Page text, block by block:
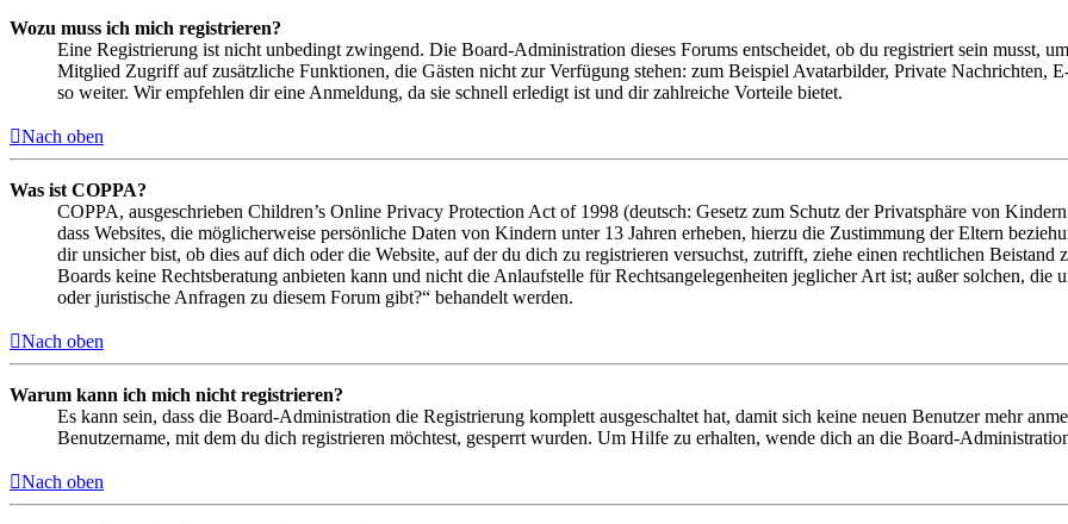
Wozu muss ich mich registrieren?
Eine Registrierung ist nicht unbedingt zwingend. Die Board-Administration dieses Forums entscheidet, ob du registriert sein musst,
Mitglied Zugriff auf zusätzliche Funktionen, die Gästen nicht zur Verfügung stehen: zum Beispiel Avatarbilder, Private Nachrichten,
so weiter. Wir empfehlen dir eine Anmeldung, da sie schnell erledigt ist und dir zahlreiche Vorteile bietet.
Nach oben
Was ist COPPA?
COPPA, ausgeschrieben Children’s Online Privacy Protection Act of 1998 (deutsch: Gesetz zum Schutz der Privatsphäre von
dass Websites, die möglicherweise persönliche Daten von Kindern unter 13 Jahren erheben, hierzu die Zustimmung der Eltern
dir unsicher bist, ob dies auf dich oder die Website, auf der du dich zu registrieren versuchst, zutrifft, ziehe einen rechtlichen
Boards keine Rechtsberatung anbieten kann und nicht die Anlaufstelle für Rechtsangelegenheiten jeglicher Art ist; außer solchen,
oder juristische Anfragen zu diesem Forum gibt?“ behandelt werden.
Nach oben
Warum kann ich mich nicht registrieren?
Es kann sein, dass die Board-Administration die Registrierung komplett ausgeschaltet hat, damit sich keine neuen Benutzer mehr
Benutzername, mit dem du dich registrieren möchtest, gesperrt wurden. Um Hilfe zu erhalten, wende dich an die Board-
Nach oben